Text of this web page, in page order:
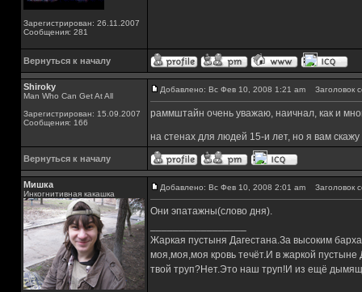
Зарегистрирован: 26.11.2007
Сообщения: 281
Вернуться к началу
Shiroky
Man Who Can Get At All
Зарегистрирован: 15.09.2007
Сообщения: 166
Добавлено: Вс Фев 10, 2008 1:21 am Заголовок
раммштайн очень уважаю, наичнал, как и
на стенах для людей 15-и лет, но я вам
Вернуться к началу
Мишка
Инкогнитивная какашка
Добавлено: Вс Фев 10, 2008 2:01 am Заголовок
Они эпатажны(слово дня).
Жаркая пустыня Дагестана.За высоким
моя,моя,моя кровь течёт.И в жаркой
твой труп?Нет.Это наш труп!И из ещё